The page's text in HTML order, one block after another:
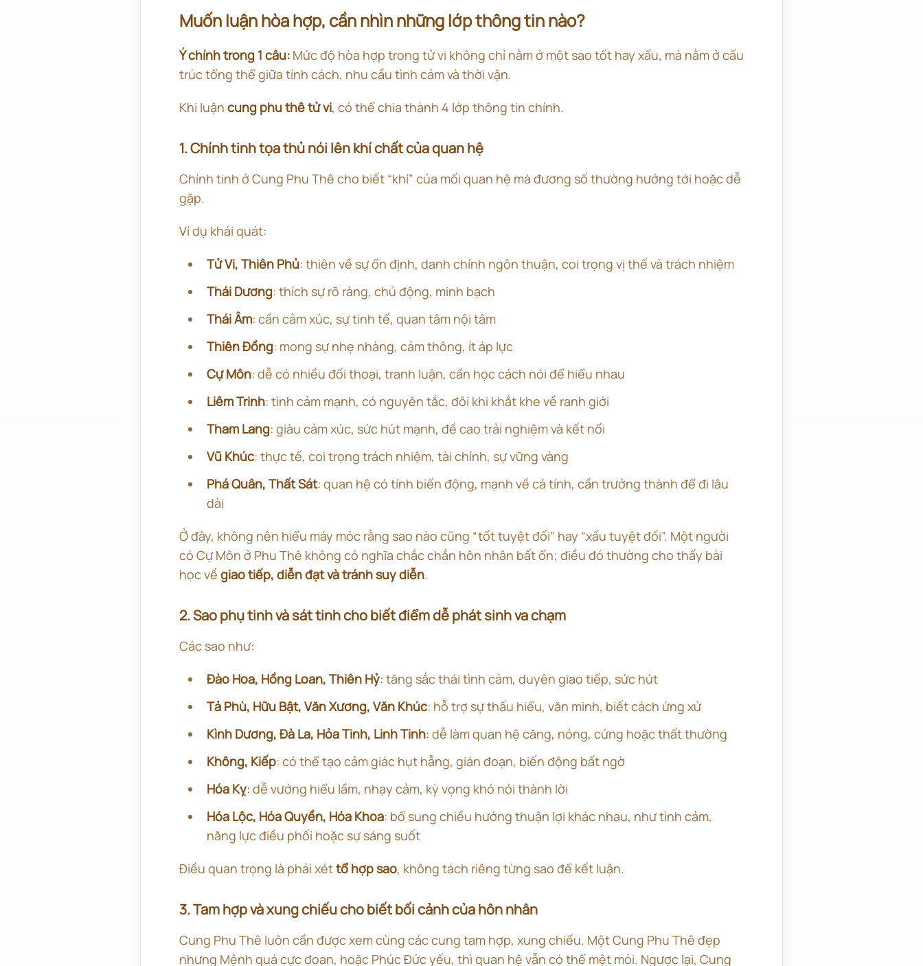
Muốn luận hòa hợp, cần nhìn những lớp thông tin nào?
Ý chính trong 1 câu: Mức độ hòa hợp trong tử vi không chỉ nằm ở một sao tốt hay xấu, mà nằm ở cấu
trúc tổng thể giữa tính cách, nhu cầu tình cảm và thời vận.
Khi luận cung phu thê tử vi, có thể chia thành 4 lớp thông tin chính.
1. Chính tinh tọa thủ nói lên khí chất của quan hệ
Chính tinh ở Cung Phu Thê cho biết “khí” của mối quan hệ mà đương số thường hướng tới hoặc dễ
gặp.
Ví dụ khái quát:
Tử Vi, Thiên Phủ: thiên về sự ổn định, danh chính ngôn thuận, coi trọng vị thế và trách nhiệm
Thái Dương: thích sự rõ ràng, chủ động, minh bạch
Thái Âm: cần cảm xúc, sự tinh tế, quan tâm nội tâm
Thiên Đồng: mong sự nhẹ nhàng, cảm thông, ít áp lực
Cự Môn: dễ có nhiều đối thoại, tranh luận, cần học cách nói để hiểu nhau
Liêm Trinh: tình cảm mạnh, có nguyên tắc, đôi khi khắt khe về ranh giới
Tham Lang: giàu cảm xúc, sức hút mạnh, đề cao trải nghiệm và kết nối
Vũ Khúc: thực tế, coi trọng trách nhiệm, tài chính, sự vững vàng
Phá Quân, Thất Sát: quan hệ có tính biến động, mạnh về cá tính, cần trưởng thành để đi lâu
dài
Ở đây, không nên hiểu máy móc rằng sao nào cũng “tốt tuyệt đối” hay “xấu tuyệt đối”. Một người
có Cự Môn ở Phu Thê không có nghĩa chắc chắn hôn nhân bất ổn; điều đó thường cho thấy bài
học về giao tiếp, diễn đạt và tránh suy diễn.
2. Sao phụ tinh và sát tinh cho biết điểm dễ phát sinh va chạm
Các sao như:
Đào Hoa, Hồng Loan, Thiên Hỷ: tăng sắc thái tình cảm, duyên giao tiếp, sức hút
Tả Phù, Hữu Bật, Văn Xương, Văn Khúc: hỗ trợ sự thấu hiểu, văn minh, biết cách ứng xử
Kình Dương, Đà La, Hỏa Tinh, Linh Tinh: dễ làm quan hệ căng, nóng, cứng hoặc thất thường
Không, Kiếp: có thể tạo cảm giác hụt hẫng, gián đoạn, biến động bất ngờ
Hóa Kỵ: dễ vướng hiểu lầm, nhạy cảm, kỳ vọng khó nói thành lời
Hóa Lộc, Hóa Quyền, Hóa Khoa: bổ sung chiều hướng thuận lợi khác nhau, như tình cảm,
năng lực điều phối hoặc sự sáng suốt
Điều quan trọng là phải xéttổ hợp sao, không tách riêng từng sao để kết luận.
3. Tam hợp và xung chiếu cho biết bối cảnh của hôn nhân
Cung Phu Thê luôn cần được xem cùng các cung tam hợp, xung chiếu. Một Cung Phu Thê đẹp
nhưng Mệnh quá cực đoan, hoặc Phúc Đức yếu, thì quan hệ vẫn có thể mệt mỏi. Ngược lại, Cung